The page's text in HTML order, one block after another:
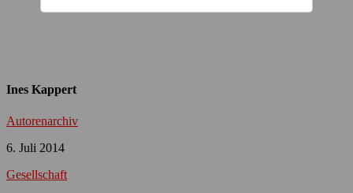
Ines Kappert
Autorenarchiv
6. Juli 2014
Gesellschaft